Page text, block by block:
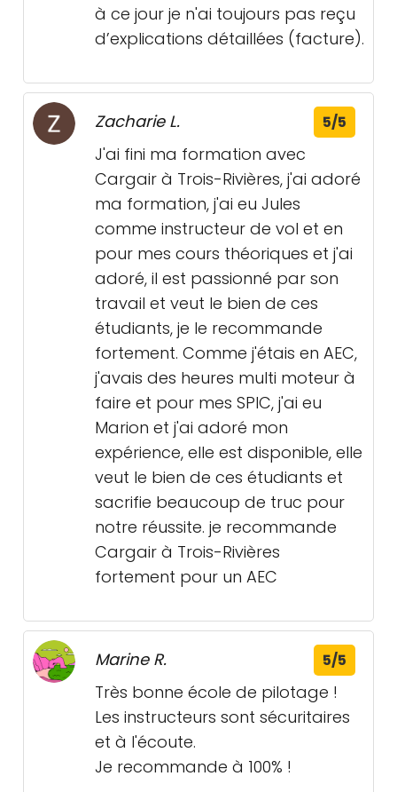
à ce jour je n'ai toujours pas reçu
d’explications détaillées (facture).
Zacharie L. 5/5
J'ai fini ma formation avec
Cargair à Trois-Rivières, j'ai adoré
ma formation, j'ai eu Jules
comme instructeur de vol et en
pour mes cours théoriques et j'ai
adoré, il est passionné par son
travail et veut le bien de ces
étudiants, je le recommande
fortement. Comme j'étais en AEC,
j'avais des heures multi moteur à
faire et pour mes SPIC, j'ai eu
Marion et j'ai adoré mon
expérience, elle est disponible, elle
veut le bien de ces étudiants et
sacrifie beaucoup de truc pour
notre réussite. je recommande
Cargair à Trois-Rivières
fortement pour un AEC
Marine R. 5/5
Très bonne école de pilotage !
Les instructeurs sont sécuritaires
et à l'écoute.
Je recommande à 100% !